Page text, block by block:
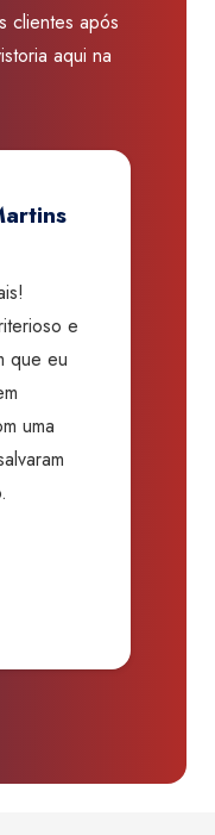
clientes após
aqui na
e
que eu
uma